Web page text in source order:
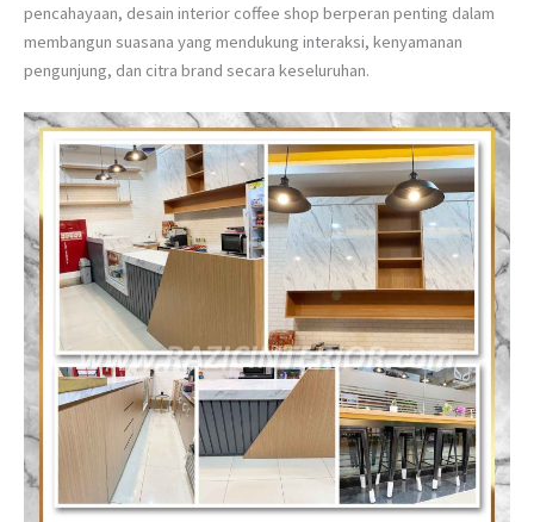
pencahayaan, desain interior coffee shop berperan penting dalam
membangun suasana yang mendukung interaksi, kenyamanan
pengunjung, dan citra brand secara keseluruhan.